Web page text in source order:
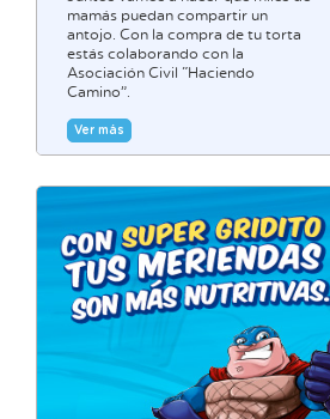
mamás puedan compartir un
antojo. Con la compra de tu torta
estás colaborando con la
Asociación Civil “Haciendo
Camino”.
Ver más